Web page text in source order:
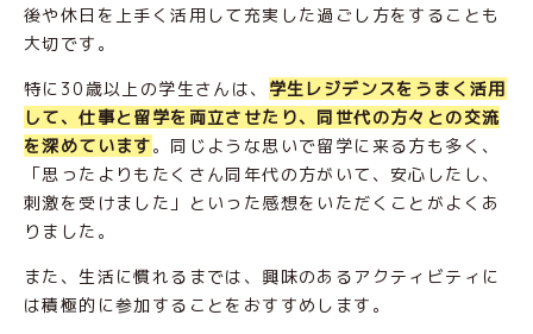
後や休日を上手く活用して充実した過ごし方をすることも
大切です。
特に30歳以上の学生さんは、 学生レジデンスをうまく活用
して、仕事と留学を両立させたり、同世代の方々との交流
を深めています。同じような思いで留学に来る方も多く、
「思ったよりもたくさん同年代の方がいて、安心したし、
刺激を受けました」といった感想をいただくことがよくあ
りました。
また、生活に慣れるまでは、興味のあるアクティビティに
は積極的に参加することをおすすめします。